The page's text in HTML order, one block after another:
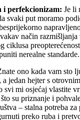
i perfekcionizam: Je li
svaki put moramo
način razmišljanja
ciklusa
nerealne standarde.
ono kada vam sto
jedan hejter s
svi mi osjećaj vlastite
su priznanje i
– stalna potreba
preko ruba i